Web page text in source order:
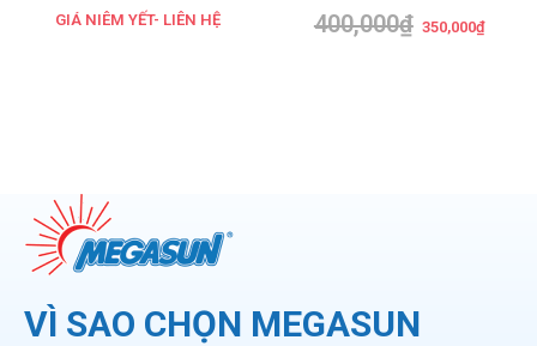
GIÁ NIÊM YẾT- LIÊN HỆ 400,000₫ Giá
gốc
350,000₫Giá
VÌ SAO CHỌN MEGASUN